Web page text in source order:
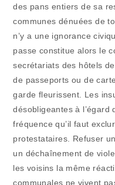
des pans entiers de sa
communes dénuées de
n’y a une ignorance
passe constitue alors le
secrétariats des hôtels
de passeports ou de
garde fleurissent. Les
désobligeantes à
fréquence qu’il faut
protestataires. Refuser
un déchaînement de
les voisins la même
communales ne vivent